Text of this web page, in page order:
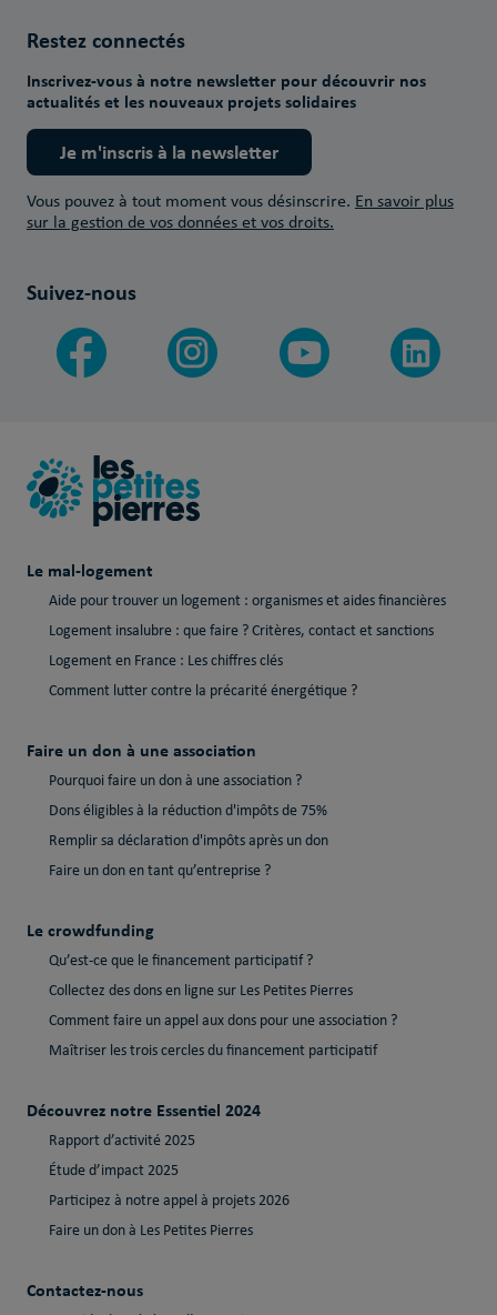
Restez connectés
Inscrivez-vous à notre newsletter pour découvrir nos
actualités et les nouveaux projets solidaires
Je m'inscris à la newsletter
Vous pouvez à tout moment vous désinscrire. En savoir plus
sur la gestion de vos données et vos droits.
Suivez-nous
Le mal-logement
Aide pour trouver un logement : organismes et aides financières
Logement insalubre : que faire ? Critères, contact et sanctions
Logement en France : Les chiffres clés
Comment lutter contre la précarité énergétique ?
Faire un don à une association
Pourquoi faire un don à une association ?
Dons éligibles à la réduction d'impôts de 75%
Remplir sa déclaration d'impôts après un don
Faire un don en tant qu’entreprise ?
Le crowdfunding
Qu’est-ce que le financement participatif ?
Collectez des dons en ligne sur Les Petites Pierres
Comment faire un appel aux dons pour une association ?
Maîtriser les trois cercles du financement participatif
Découvrez notre Essentiel 2024
Rapport d’activité 2025
Étude d’impact 2025
Participez à notre appel à projets 2026
Faire un don à Les Petites Pierres
Contactez-nous